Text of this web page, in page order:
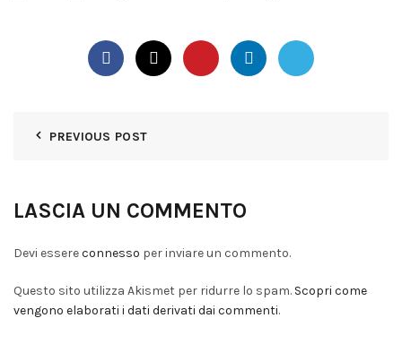
PREVIOUS POST
LASCIA UN COMMENTO
Devi essereconnesso per inviare un commento.
Questo sito utilizza Akismet per ridurre lo spam. Scopri come
vengono elaborati i dati derivati dai commenti.